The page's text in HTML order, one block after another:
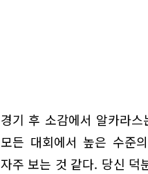
경기 후 소감에서 알카라
모든 대회에서 높은 수준
자주 보는 것 같다. 당신 덕